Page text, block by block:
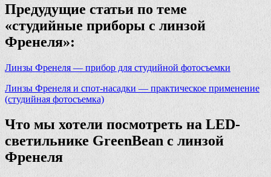
Предудущие статьи по теме
«студийные приборы с линзой
Френеля»:
Линзы Френеля — прибор для студийной фотосъемки
Линзы Френеля и спот-насадки — практическое применение
(студийная фотосъемка)
Что мы хотели посмотреть на LED-
светильнике GreenBean с линзой
Френеля